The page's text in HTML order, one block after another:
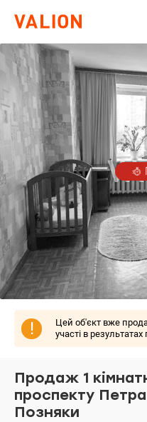
!
Цей об'єкт вже
участі в
Продаж 1
проспекту
Позняки